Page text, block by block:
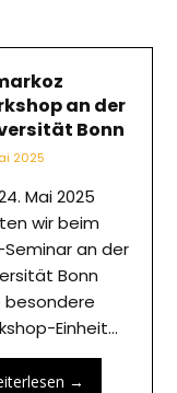
an der
Bonn
2025
Mai 2025
wir beim
Seminar an der
Bonn
besondere
Einheit…
→